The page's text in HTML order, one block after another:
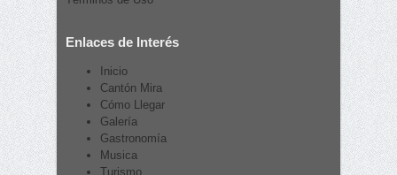
Enlaces de Interés
Inicio
Cantón Mira
Cómo Llegar
Galería
Gastronomía
Musica
Turismo